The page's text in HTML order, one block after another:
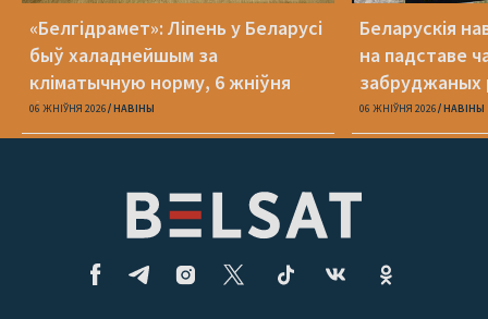
«Белгідрамет»: Ліпень у Беларусі
быў халаднейшым за
кліматычную норму, 6 жніўня
будзе +40 °С
06 ЖНІЎНЯ 2026 НАВІНЫ
Беларускія
на падставе
забруджаных
06 ЖНІЎНЯ 2026 НАВІНЫ